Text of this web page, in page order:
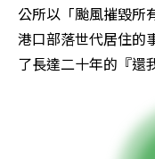
公所以「颱風摧毀所
港口部落世代居住的
了長達二十年的『還